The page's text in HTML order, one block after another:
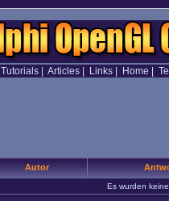
Tutorials| Articles| Links| Home
Autor
Es wurden